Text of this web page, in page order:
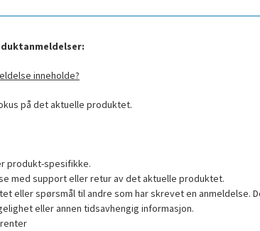
inneholde?
på det aktuelle produktet.
produkt-spesifikke.
med support eller retur av det aktuelle produktet.
eller spørsmål til andre som har skrevet en anmeldelse.
eller annen tidsavhengig informasjon.